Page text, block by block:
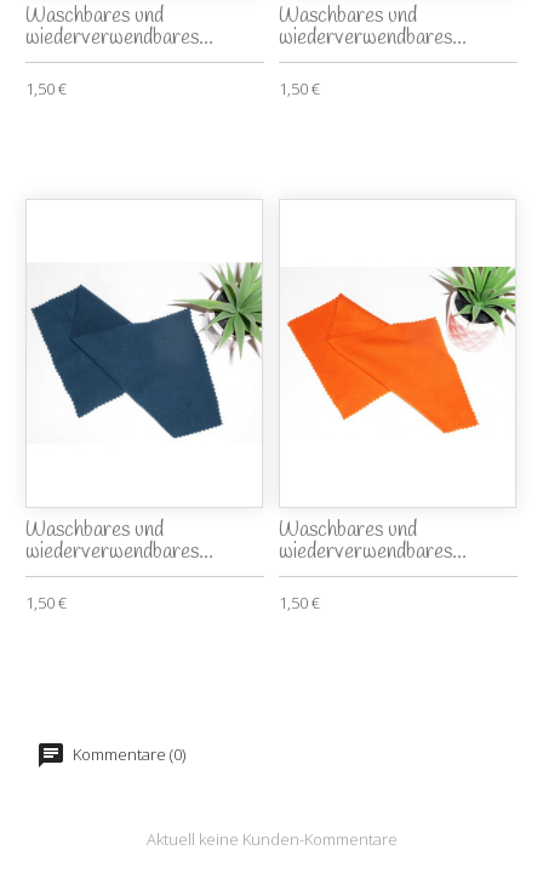
Waschbares und
wiederverwendbares...
1,50 €
Waschbares und
wiederverwendbares...
1,50 €
Waschbares und
wiederverwendbares...
1,50 €
Waschbares und
wiederverwendbares...
1,50 €
Kommentare (0)
Aktuell keine Kunden-Kommentare